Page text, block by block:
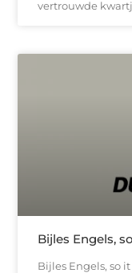
vertrouwde
Bijles Engels,
Bijles Engels, so